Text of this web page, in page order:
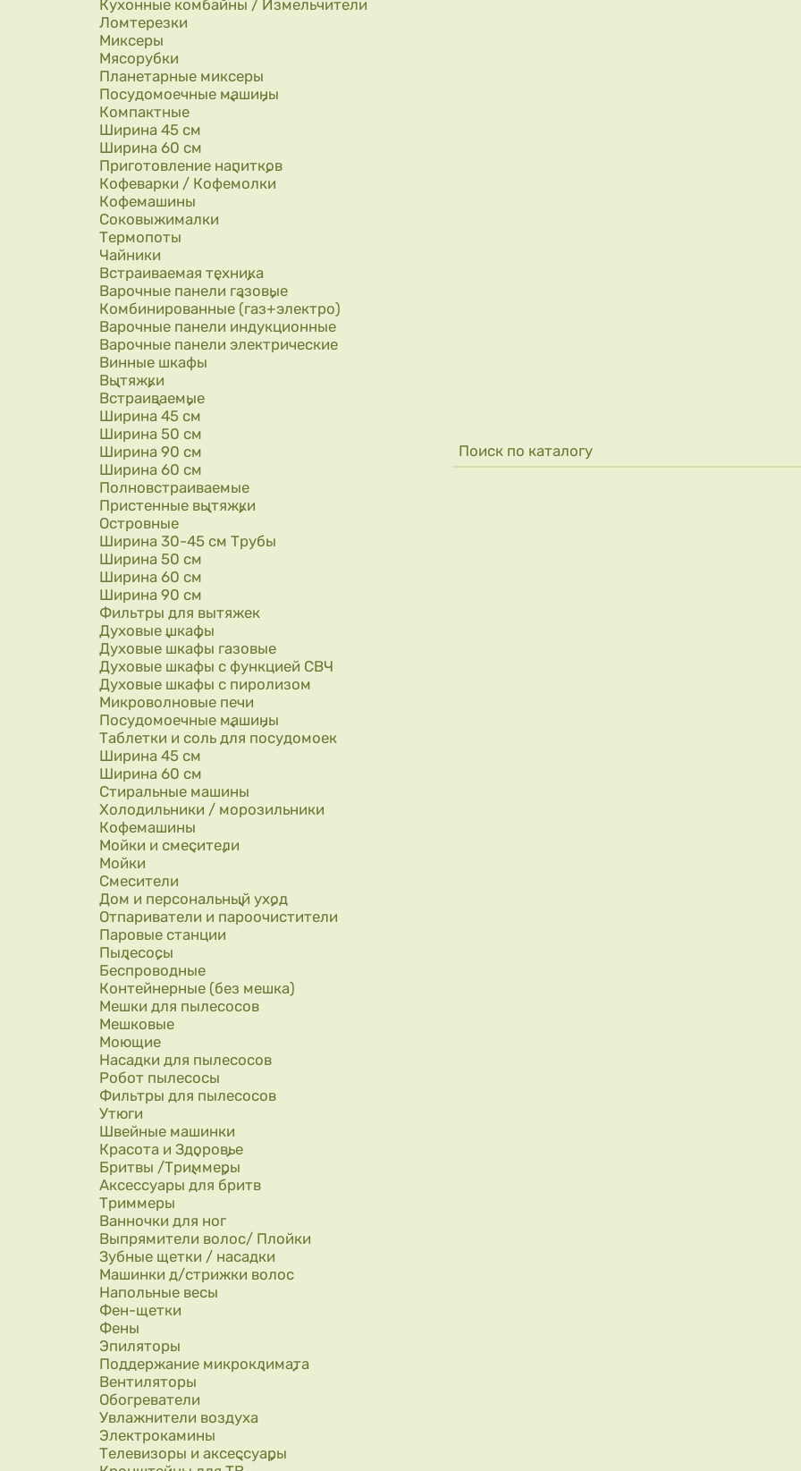
Кухонные комбайны / Измельчители
Ломтерезки
Миксеры
Мясорубки
Планетарные миксеры
Посудомоечные машины
Компактные
Ширина 45 см
Ширина 60 см
Приготовление напитков
Кофеварки / Кофемолки
Кофемашины
Соковыжималки
Термопоты
Чайники
Встраиваемая техника
Варочные панели газовые
Комбинированные (газ+электро)
Варочные панели индукционные
Варочные панели электрические
Винные шкафы
Вытяжки
Встраиваемые
Ширина 45 см
Ширина 50 см
Ширина 90 см
Ширина 60 см
Полновстраиваемые
Пристенные вытяжки
Островные
Ширина 30-45 см Трубы
Ширина 50 см
Ширина 60 см
Ширина 90 см
Фильтры для вытяжек
Духовые шкафы
Духовые шкафы газовые
Духовые шкафы с функцией СВЧ
Духовые шкафы с пиролизом
Микроволновые печи
Посудомоечные машины
Таблетки и соль для посудомоек
Ширина 45 см
Ширина 60 см
Стиральные машины
Холодильники / морозильники
Кофемашины
Мойки и смесители
Мойки
Смесители
Дом и персональный уход
Отпариватели и пароочистители
Паровые станции
Пылесосы
Беспроводные
Контейнерные (без мешка)
Мешки для пылесосов
Мешковые
Моющие
Насадки для пылесосов
Робот пылесосы
Фильтры для пылесосов
Утюги
Швейные машинки
Красота и Здоровье
Бритвы /Триммеры
Аксессуары для бритв
Триммеры
Ванночки для ног
Выпрямители волос/ Плойки
Зубные щетки / насадки
Машинки д/стрижки волос
Напольные весы
Фен-щетки
Фены
Эпиляторы
Поддержание микроклимата
Вентиляторы
Обогреватели
Увлажнители воздуха
Электрокамины
Телевизоры и аксессуары
Форма поиска
Поиск